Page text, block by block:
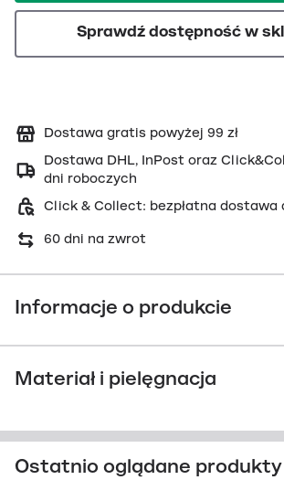
Sprawdź dostępność w
Dostawa gratis powyżej 99 zł
Dostawa DHL, InPost oraz
dni roboczych
Click & Collect: bezpłatna dostawa
60 dni na zwrot
Informacje o produkcie
Materiał i pielęgnacja
Ostatnio oglądane produkty